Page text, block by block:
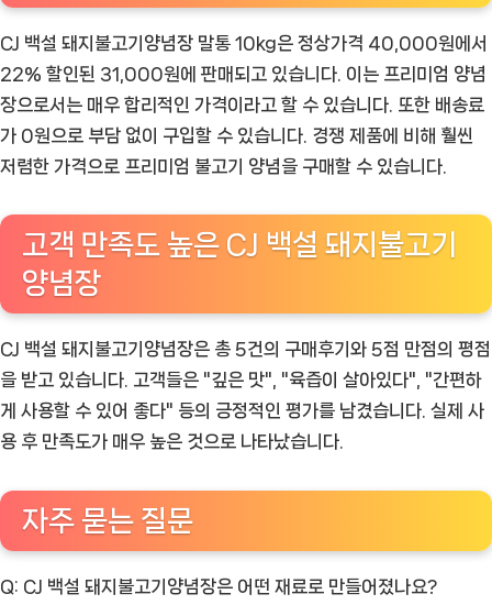
CJ 백설 돼지불고기양념장 말통 10kg은 정상가격 40,000원에서
22% 할인된 31,000원에 판매되고 있습니다. 이는 프리미엄 양념
장으로서는 매우 합리적인 가격이라고 할 수 있습니다. 또한 배송료
가 0원으로 부담 없이 구입할 수 있습니다. 경쟁 제품에 비해 훨씬
저렴한 가격으로 프리미엄 불고기 양념을 구매할 수 있습니다.
고객 만족도 높은 CJ 백설 돼지불고기
양념장
CJ 백설 돼지불고기양념장은 총 5건의 구매후기와 5점 만점의 평점
을 받고 있습니다. 고객들은 "깊은 맛", "육즙이 살아있다", "간편하
게 사용할 수 있어 좋다" 등의 긍정적인 평가를 남겼습니다. 실제 사
용 후 만족도가 매우 높은 것으로 나타났습니다.
자주 묻는 질문
Q: CJ 백설 돼지불고기양념장은 어떤 재료로 만들어졌나요?